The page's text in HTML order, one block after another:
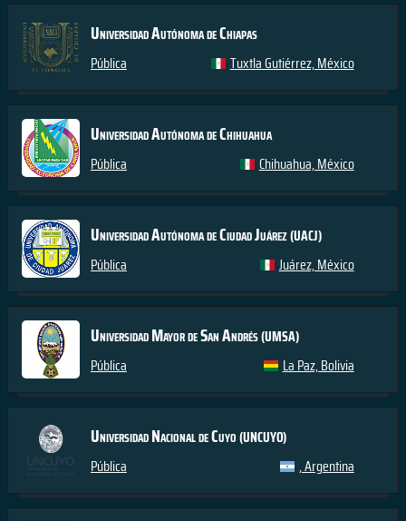
Universidad Autónoma de Chiapas
Pública Tuxtla Gutiérrez, México
Universidad Autónoma de Chihuahua
Pública Chihuahua, México
Universidad Autónoma de Ciudad Juárez(UACJ)
Pública Juárez, México
Universidad Mayor de San Andrés(UMSA)
Pública La Paz, Bolivia
Universidad Nacional de Cuyo(UNCUYO)
Pública , Argentina